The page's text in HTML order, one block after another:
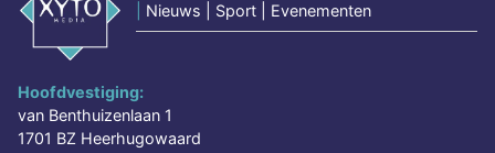
Nieuws | Sport | Evenementen
Hoofdvestiging:
van Benthuizenlaan 1
1701 BZ Heerhugowaard